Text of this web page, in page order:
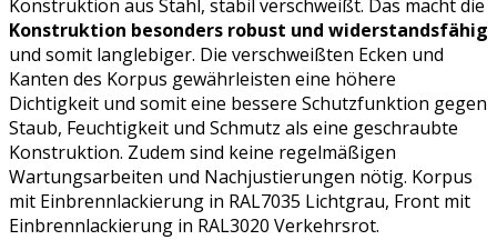
Konstruktion aus Stahl, stabil verschweißt. Das macht die
Konstruktion besonders robust und widerstandsfähig
und somit langlebiger. Die verschweißten Ecken und
Kanten des Korpus gewährleisten eine höhere
Dichtigkeit und somit eine bessere Schutzfunktion gegen
Staub, Feuchtigkeit und Schmutz als eine geschraubte
Konstruktion. Zudem sind keine regelmäßigen
Wartungsarbeiten und Nachjustierungen nötig. Korpus
mit Einbrennlackierung in RAL7035 Lichtgrau, Front mit
Einbrennlackierung in RAL3020 Verkehrsrot.